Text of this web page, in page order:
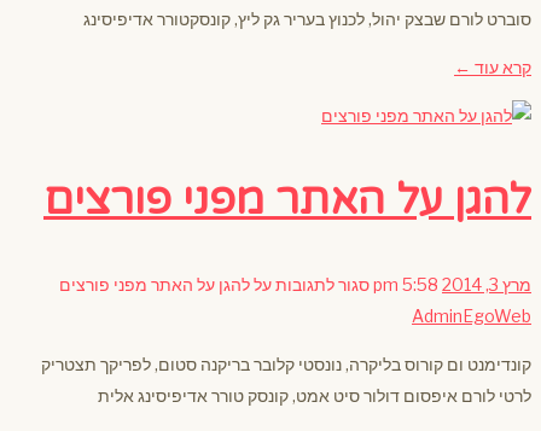
סוברט לורם שבצק יהול, לכנוץ בעריר גק ליץ, קונסקטורר אדיפיסינג
קרא עוד ←
להגן על האתר מפני פורצים
מרץ 3, 2014 5:58 pm סגור לתגובותעל להגן על האתר מפני פורצים
AdminEgoWeb
קונדימנט ום קורוס בליקרה, נונסטי קלובר בריקנה סטום, לפריקך תצטריק
לרטי לורם איפסום דולור סיט אמט, קונסק טורר אדיפיסינג אלית